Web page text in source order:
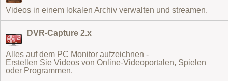
Videos in einem lokalen Archiv verwalten und streamen.
DVR-Capture 2.x
Alles auf dem PC Monitor aufzeichnen -
Erstellen Sie Videos von Online-Videoportalen, Spielen
oder Programmen.